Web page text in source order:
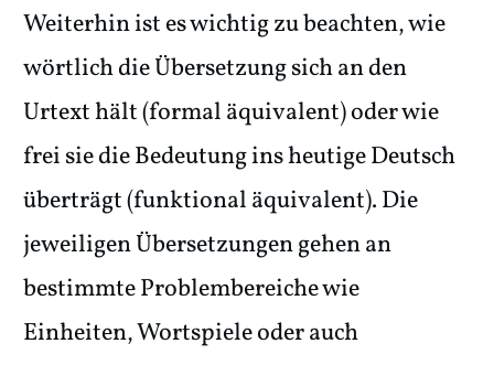
Weiterhin ist es wichtig zu beachten, wie
wörtlich die Übersetzung sich an den
Urtext hält (formal äquivalent) oder wie
frei sie die Bedeutung ins heutige Deutsch
überträgt (funktional äquivalent). Die
jeweiligen Übersetzungen gehen an
bestimmte Problembereiche wie
Einheiten, Wortspiele oder auch